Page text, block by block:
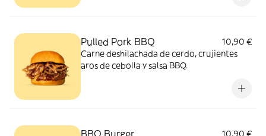
Pulled Pork BBQ
10,90 €
Carne deshilachada de cerdo, crujientes
aros de cebolla y salsa BBQ.
BBQ Burger
10,90 €